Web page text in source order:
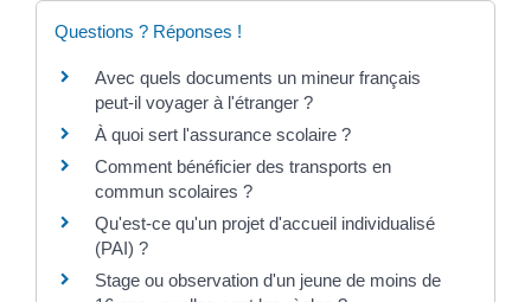
Questions ? Réponses !
Avec quels documents un mineur français
peut-il voyager à l'étranger ?
À quoi sert l'assurance scolaire ?
Comment bénéficier des transports en
commun scolaires ?
Qu'est-ce qu'un projet d'accueil individualisé
(PAI) ?
Stage ou observation d'un jeune de moins de